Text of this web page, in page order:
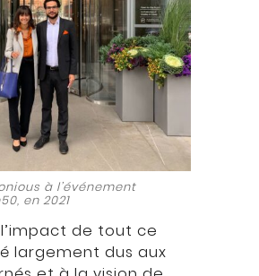
à l’événement
en 2021
de tout ce
largement dus aux